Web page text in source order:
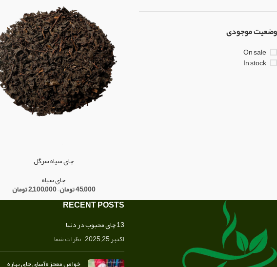
وضعیت موجودی
On sale
In stock
چای سیاه سرگل
چای سیاه
45,000تومان–
2,100,000تومان
RECENT POSTS
13 چای محبوب در دنیا
اکتبر 25, 2025
نظرات شما
خواص معجزه‌آسای چای بهاره